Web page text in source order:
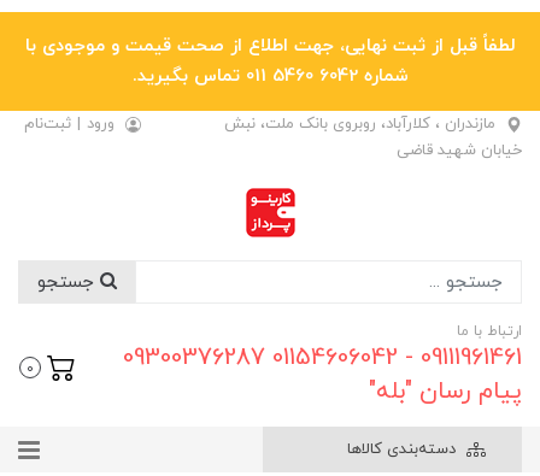
لطفاً قبل از ثبت نهایی، جهت اطلاع از صحت قیمت و موجودی با
شماره 6042 5460 011 تماس بگیرید.
مازندران ، کلارآباد، روبروی بانک ملت، نبش
خیابان شهید قاضی
ورود | ثبت‌نام
ارتباط با ما
09111961461 - 01154606042 09300376287
پیام رسان "بله"
0
دسته‌بندی کالاها